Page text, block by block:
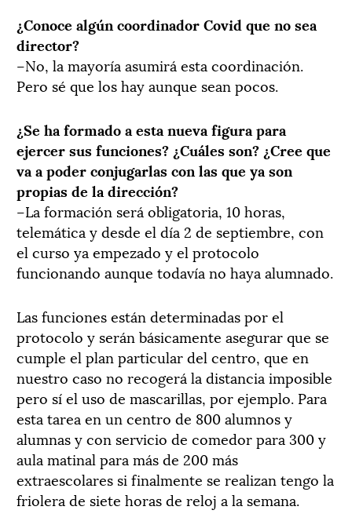
¿Conoce algún coordinador Covid que no sea
director?
–No, la mayoría asumirá esta coordinación.
Pero sé que los hay aunque sean pocos.
¿Se ha formado a esta nueva figura para
ejercer sus funciones? ¿Cuáles son? ¿Cree que
va a poder conjugarlas con las que ya son
propias de la dirección?
–La formación será obligatoria, 10 horas,
telemática y desde el día 2 de septiembre, con
el curso ya empezado y el protocolo
funcionando aunque todavía no haya alumnado.
Las funciones están determinadas por el
protocolo y serán básicamente asegurar que se
cumple el plan particular del centro, que en
nuestro caso no recogerá la distancia imposible
pero sí el uso de mascarillas, por ejemplo. Para
esta tarea en un centro de 800 alumnos y
alumnas y con servicio de comedor para 300 y
aula matinal para más de 200 más
extraescolares si finalmente se realizan tengo la
friolera de siete horas de reloj a la semana.